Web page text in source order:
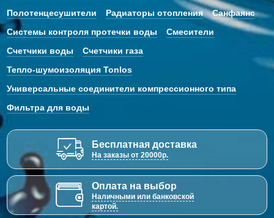
Полотенцесушители
Радиаторы отопления
Санфаянс
Системы контроля протечки воды
Смесители
Счетчики воды
Счетчики газа
Тепло-шумоизоляция Tonlos
Универсальные соединители компрессионного типа
Фильтра для воды
Бесплатная доставка
На заказы от 20000р.
Оплата на выбор
Наличными или банковской
картой.